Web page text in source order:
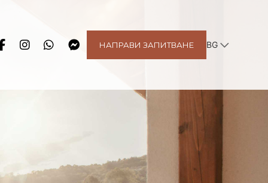
НАПРАВИ ЗАПИТВАНЕ BG